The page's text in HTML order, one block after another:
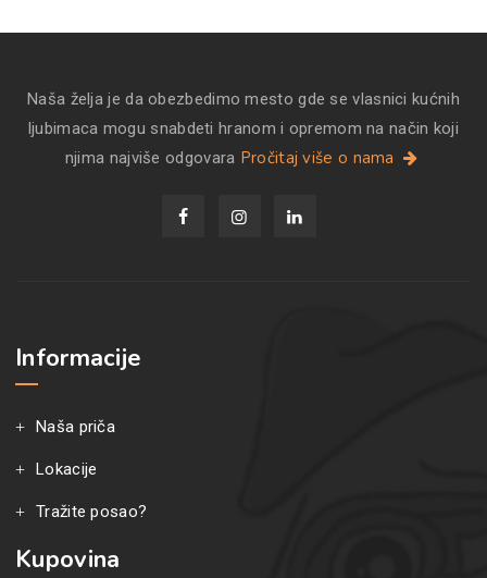
Naša želja je da obezbedimo mesto gde se vlasnici kućnih
ljubimaca mogu snabdeti hranom i opremom na način koji
njima najviše odgovara Pročitaj više o nama
Informacije
Naša priča
Lokacije
Tražite posao?
Kupovina